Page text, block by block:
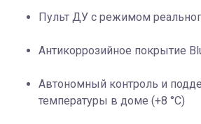
Пульт ДУ с режимом
Антикоррозийное покрытие
Автономный контроль и
температуры в доме (+8 °C)